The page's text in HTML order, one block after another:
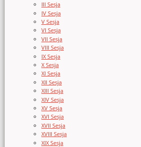
III Sesja
IV Sesja
V Sesja
VI Sesja
VII Sesja
VIII Sesja
IX Sesja
X Sesja
XI Sesja
XII Sesja
XIII Sesja
XIV Sesja
XV Sesja
XVI Sesja
XVII Sesja
XVIII Sesja
XIX Sesja